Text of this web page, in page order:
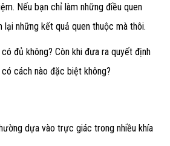
Nếu bạn chỉ làm những điều quen
lại những kết quả quen thuộc mà thôi.
đủ không? Còn khi đưa ra quyết định
cách nào đặc biệt không?
dựa vào trực giác trong nhiều khía